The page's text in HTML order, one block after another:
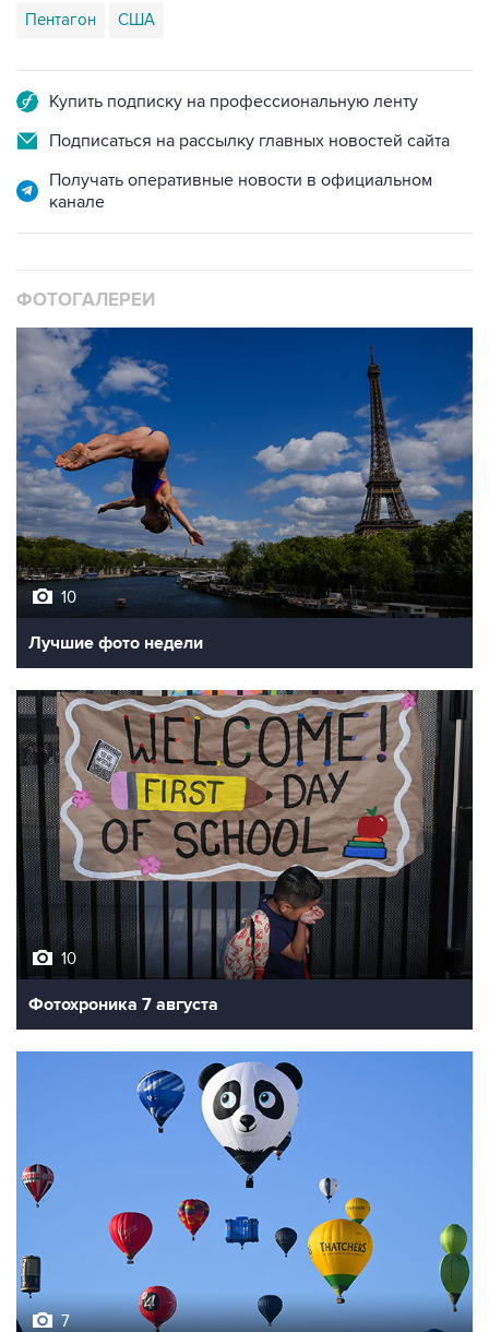
Пентагон США
Купить подписку на профессиональную ленту
Подписаться на рассылку главных новостей сайта
Получать оперативные новости в официальном
канале
ФОТОГАЛЕРЕИ
10
Лучшие фото недели
10
Фотохроника 7 августа
7